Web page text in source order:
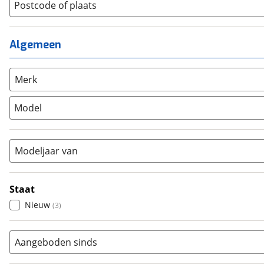
Kinderfiets (3)
Ligfiets (0)
Mountainbike
Overig (0)
Racefiets
Stadsfiets (0)
Tandem
Lage instap (0)
Meisjes
Postcode of plaats
Algemeen
Merk
Model
Modeljaar van
Staat
Nieuw (3)
Aangeboden sinds